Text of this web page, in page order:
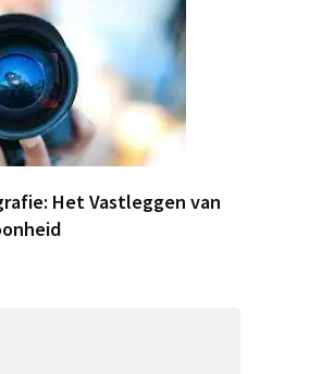
Het Vastleggen van